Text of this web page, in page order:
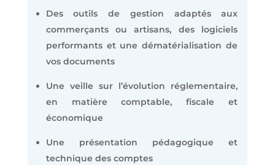
Des outils de gestion adaptés aux
commerçants ou artisans, des logiciels
performants et une dématérialisation de
vos documents
Une veille sur l’évolution réglementaire,
en matière comptable, fiscale et
économique
Une présentation pédagogique et
technique des comptes